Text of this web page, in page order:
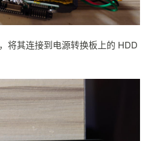
将其连接到电源转换板上的 HDD